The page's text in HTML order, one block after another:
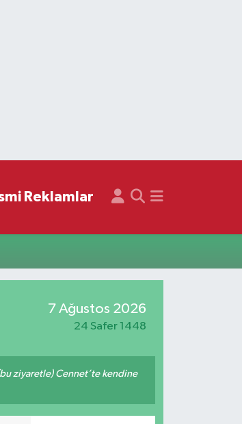
Reklamlar
7 Ağustos 2026
24 Safer 1448
ziyaretle) Cennet’te kendine